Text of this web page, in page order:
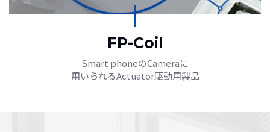
FP-Coil
Smart phoneのCameraに
用いられるActuator駆動用製品